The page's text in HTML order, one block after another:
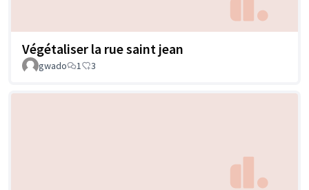
Végétaliser la rue saint jean
gwado 1 3